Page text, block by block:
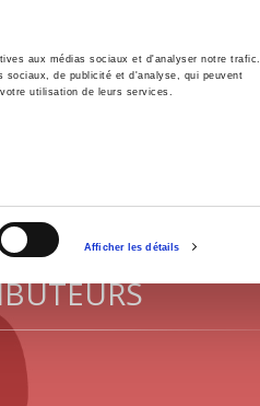
aux médias sociaux et d'analyser notre trafic.
sociaux, de publicité et d'analyse, qui peuvent
utilisation de leurs services.
Afficher les détails
International